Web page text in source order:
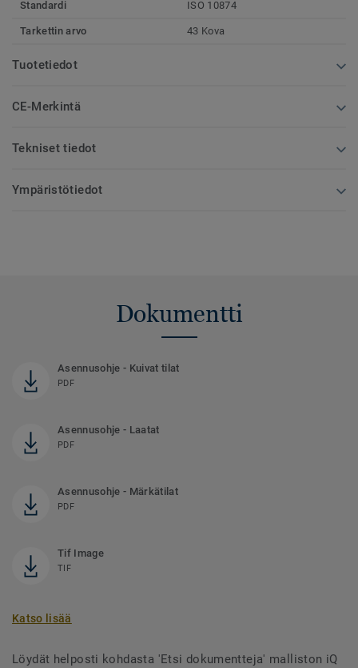
Standardi ISO 10874
Tarkettin arvo 43 Kova
Tuotetiedot
CE-Merkintä
Tekniset tiedot
Ympäristötiedot
Dokumentti
Asennusohje - Kuivat tilat
PDF
Asennusohje - Laatat
PDF
Asennusohje - Märkätilat
PDF
Tif Image
TIF
Katso lisää
Löydät helposti kohdasta 'Etsi dokumentteja' malliston iQ